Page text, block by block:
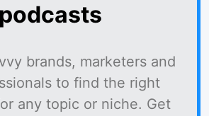
podcasts
brands, marketers and
to find the right
any topic or niche. Get